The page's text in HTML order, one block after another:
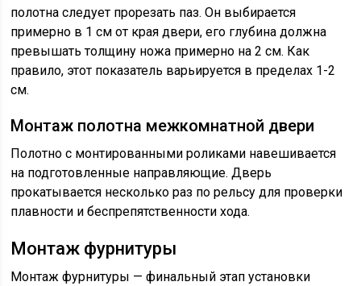
полотна следует прорезать паз. Он выбирается
примерно в 1 см от края двери, его глубина должна
превышать толщину ножа примерно на 2 см. Как
правило, этот показатель варьируется в пределах 1-2
см.
Монтаж полотна межкомнатной двери
Полотно с монтированными роликами навешивается
на подготовленные направляющие. Дверь
прокатывается несколько раз по рельсу для проверки
плавности и беспрепятственности хода.
Монтаж фурнитуры
Монтаж фурнитуры — финальный этап установки